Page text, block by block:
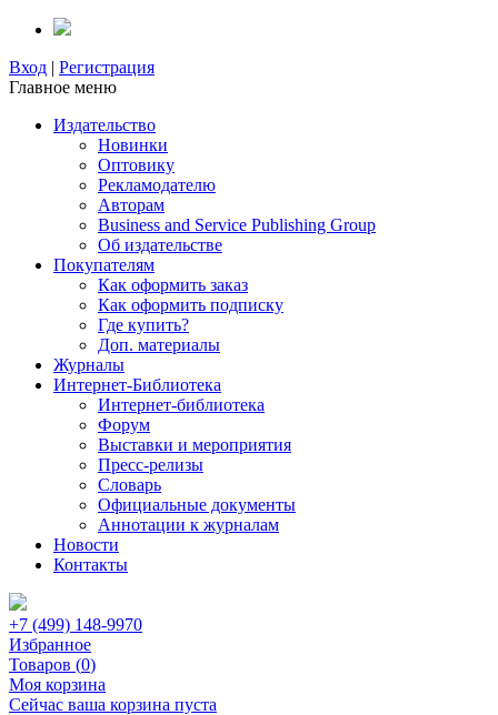
Вход | Регистрация
Главное меню
Издательство
Новинки
Оптовику
Рекламодателю
Авторам
Business and Service Publishing Group
Об издательстве
Покупателям
Как оформить заказ
Как оформить подписку
Где купить?
Доп. материалы
Журналы
Интернет-Библиотека
Интернет-библиотека
Форум
Выставки и мероприятия
Пресс-релизы
Словарь
Официальные документы
Аннотации к журналам
Новости
Контакты
+7 (499) 148-9970
Избранное
Товаров (0)
Моя корзина
Сейчас ваша корзина пуста